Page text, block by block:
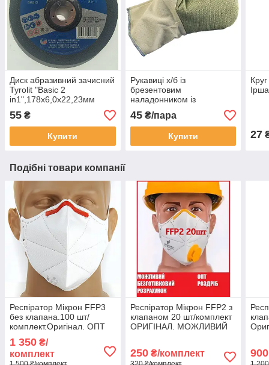
Диск абразивний зачисний
Tyrolit "Basic 2
in1",178х6,0х22,23мм
55 ₴
Купити
Рукавиці х/б із
брезентовим
наладонником із
клейончастим прошарком
комбіновані
45₴/пара
Купити 27
Подібні товари компанії
Респіратор Мікрон FFP3
без клапана.100 шт/
комплект.Оригінал. ОПТ
1 350 ₴/
комплект
Респіратор Мікрон FFP2 з
клапаном 20 шт/комплект
ОРИГІНАЛ. МОЖЛИВИЙ
250₴/комплект 900